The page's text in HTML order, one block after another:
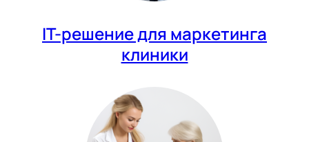
IT-решение для маркетинга
клиники